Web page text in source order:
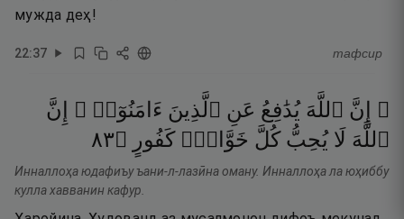
мужда деҳ!
22:37 тафсир
۞ إِنَّ ٱللَّهَ يُدَٰفِعُ عَنِ ٱلَّذِينَ ءَامَنُوٓا۟ ۗ
إِنَّ
ٱللَّهَ لَا يُحِبُّ كُلَّ خَوَّانٍۢ كَفُورٍ ۝٣٨
Инналлоҳа юдафиъу ъани-л-лазӣна оману. Инналлоҳа ла юҳиббу
кулла хавванин кафур.